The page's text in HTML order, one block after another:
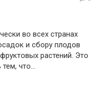
во всех странах
и сбору плодов
растений. Это
что…